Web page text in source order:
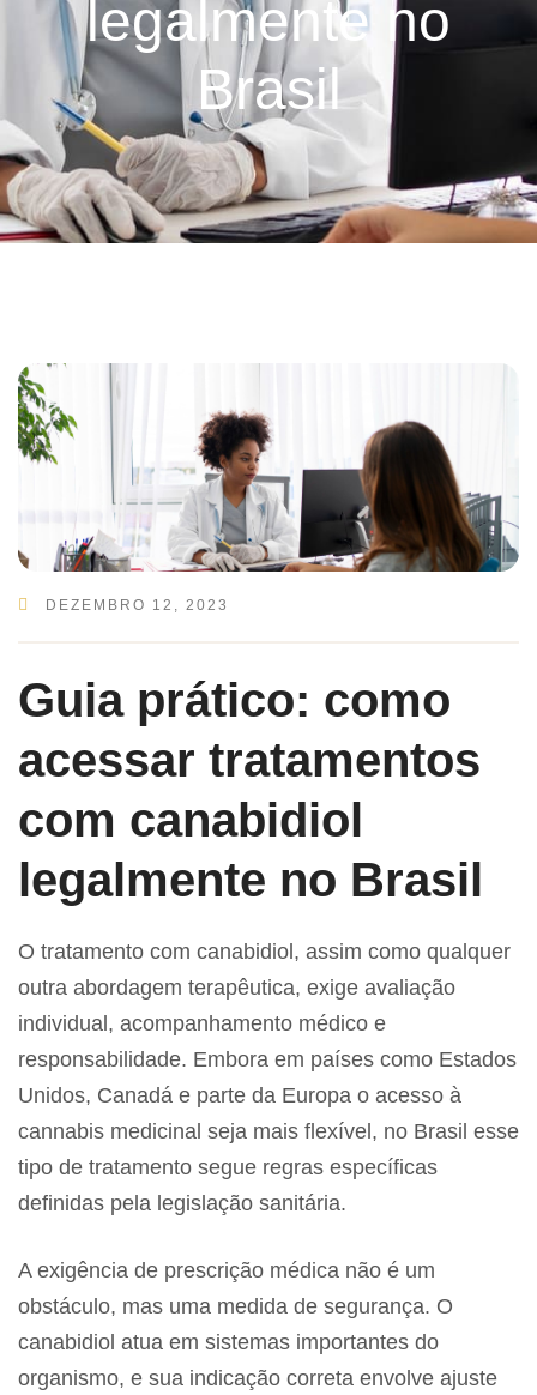
legalmente no
Brasil
DEZEMBRO 12, 2023
Guia prático: como
acessar tratamentos
com canabidiol
legalmente no Brasil
O tratamento com canabidiol, assim como qualquer
outra abordagem terapêutica, exige avaliação
individual, acompanhamento médico e
responsabilidade. Embora em países como Estados
Unidos, Canadá e parte da Europa o acesso à
cannabis medicinal seja mais flexível, no Brasil esse
tipo de tratamento segue regras específicas
definidas pela legislação sanitária.
A exigência de prescrição médica não é um
obstáculo, mas uma medida de segurança. O
canabidiol atua em sistemas importantes do
organismo, e sua indicação correta envolve ajuste